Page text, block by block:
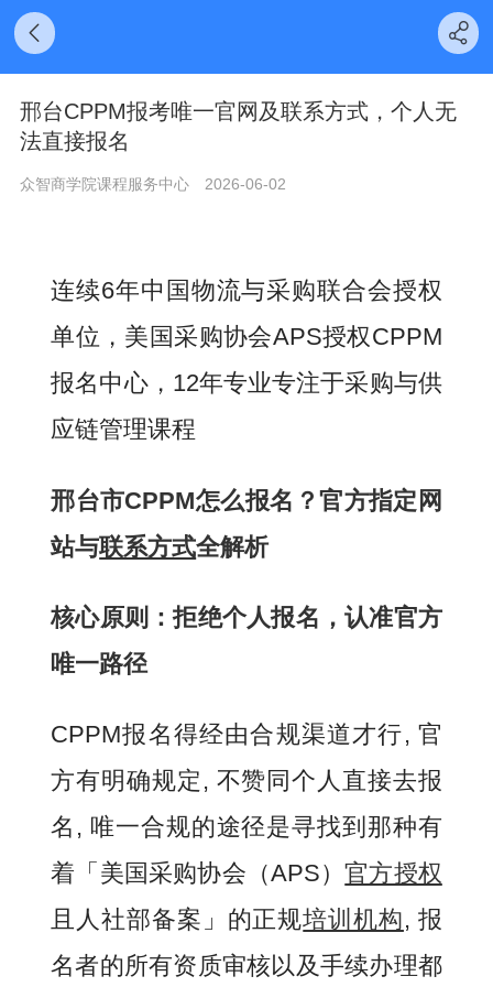
邢台CPPM报考唯一官网及联系方式，个人无
法直接报名
众智商学院课程服务中心 2026-06-02
连续6年中国物流与采购联合会授权
单位，美国采购协会APS授权CPPM
报名中心，12年专业专注于采购与供
应链管理课程
邢台市CPPM怎么报名？官方指定网
站与联系方式全解析
核心原则：拒绝个人报名，认准官方
唯一路径
CPPM报名得经由合规渠道才行, 官
方有明确规定, 不赞同个人直接去报
名, 唯一合规的途径是寻找到那种有
着「美国采购协会（APS）官方授权
且人社部备案」的正规培训机构, 报
名者的所有资质审核以及手续办理都